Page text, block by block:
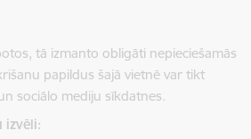
tā izmanto obligāti nepieciešamās
papildus šajā vietnē var tikt
sociālo mediju sīkdatnes.
izvēli: